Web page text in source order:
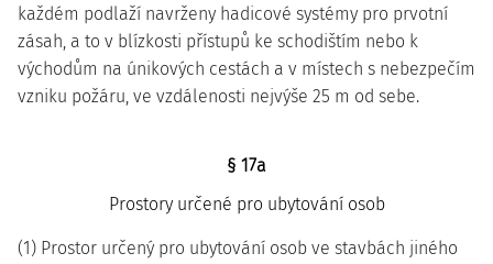
každém podlaží navrženy hadicové systémy pro prvotní
zásah, a to v blízkosti přístupů ke schodištím nebo k
východům na únikových cestách a v místech s nebezpečím
vzniku požáru, ve vzdálenosti nejvýše 25 m od sebe.
§ 17a
Prostory určené pro ubytování osob
(1) Prostor určený pro ubytování osob ve stavbách jiného